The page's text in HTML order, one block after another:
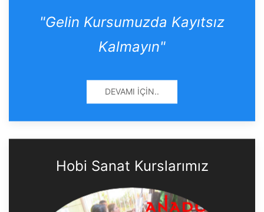
"Gelin Kursumuzda Kayıtsız
Kalmayın"
DEVAMI İÇIN..
Hobi Sanat Kurslarımız